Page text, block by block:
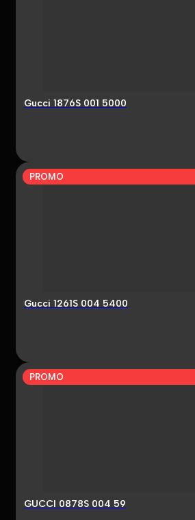
Gucci 1876S 001 5000
PROMO
Gucci 1261S 004 5400
PROMO
GUCCI 0878S 004 59